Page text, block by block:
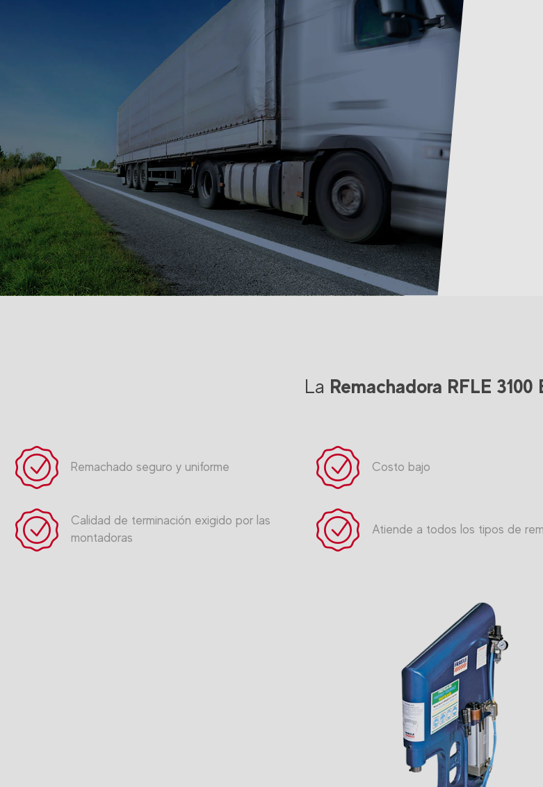
La Remachadora RFLE 3100
Remachado seguro y uniforme Costo bajo
Calidad de terminación exigido por las
montadoras
Atiende a todos los tipos de